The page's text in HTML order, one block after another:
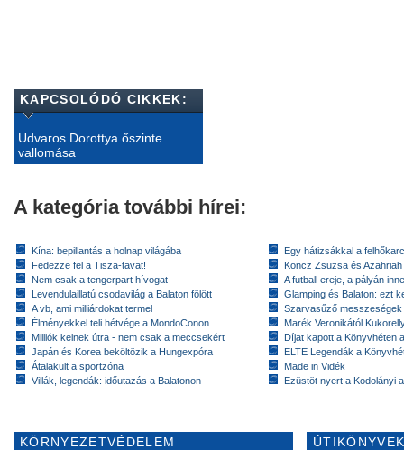
KAPCSOLÓDÓ CIKKEK:
Udvaros Dorottya őszinte
vallomása
A kategória további hírei:
Kína: bepillantás a holnap világába
Fedezze fel a Tisza-tavat!
Nem csak a tengerpart hívogat
Levendulaillatú csodavilág a Balaton fölött
A vb, ami milliárdokat termel
Élményekkel teli hétvége a MondoConon
Milliók kelnek útra - nem csak a meccsekért
Japán és Korea beköltözik a Hungexpóra
Átalakult a sportzóna
Villák, legendák: időutazás a Balatonon
Egy hátizsákkal a
Koncz Zsuzsa és
A futball ereje, a pályán
Glamping és Balaton: ezt
Szarvasűző messzeségek
Marék Veronikától
Díjat kapott a Könyvhéten
ELTE Legendák a
Made in Vidék
Ezüstöt nyert a Kodolányi
KÖRNYEZETVÉDELEM